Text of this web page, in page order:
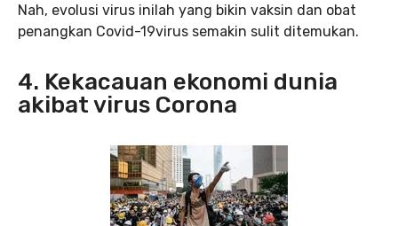
Nah, evolusi virus inilah yang bikin vaksin dan obat
penangkan Covid-19virus semakin sulit ditemukan.
4. Kekacauan ekonomi dunia
akibat virus Corona